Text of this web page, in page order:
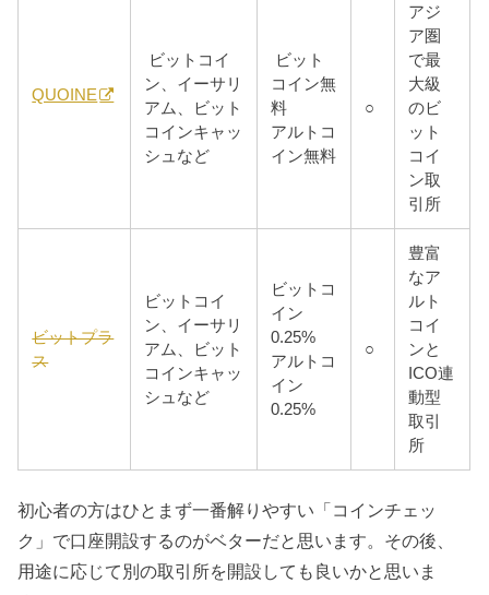
QUOINE
ビットコイ
ン、イーサリ
アム、ビット
コインキャッ
シュなど
ビット
コイン無
料
アルトコ
イン無料
○
アジ
ア圏
で最
大級
のビ
ット
コイ
ン取
引所
ビットプラ
ス
ビットコイ
ン、イーサリ
アム、ビット
コインキャッ
シュなど
ビットコ
イン
0.25%
アルトコ
イン
0.25%
○
豊富
なア
ルト
コイ
ンと
ICO連
動型
取引
所
初心者の方はひとまず一番解りやすい「コインチェッ
ク」で口座開設するのがベターだと思います。その後、
用途に応じて別の取引所を開設しても良いかと思いま